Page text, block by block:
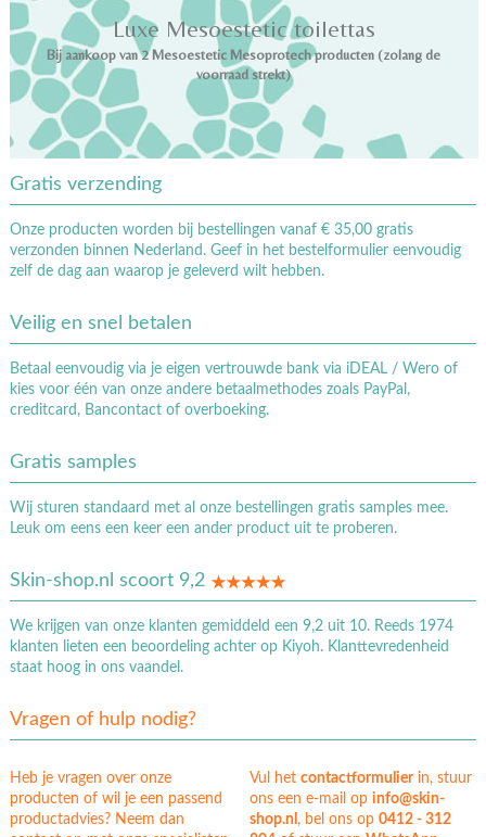
Luxe Mesoestetic toilettas
Bij aankoop van 2 Mesoestetic Mesoprotech producten (zolang de
voorraad strekt)
Gratis verzending
Onze producten worden bij bestellingen vanaf € 35,00 gratis
verzonden binnen Nederland. Geef in het bestelformulier eenvoudig
zelf de dag aan waarop je geleverd wilt hebben.
Veilig en snel betalen
Betaal eenvoudig via je eigen vertrouwde bank via iDEAL / Wero of
kies voor één van onze andere betaalmethodes zoals PayPal,
creditcard, Bancontact of overboeking.
Gratis samples
Wij sturen standaard met al onze bestellingen gratis samples mee.
Leuk om eens een keer een ander product uit te proberen.
Skin-shop.nl scoort 9,2
We krijgen van onze klanten gemiddeld een 9,2 uit 10. Reeds 1974
klanten lieten een beoordeling achter op Kiyoh. Klanttevredenheid
staat hoog in ons vaandel.
Vragen of hulp nodig?
Heb je vragen over onze
producten of wil je een passend
productadvies? Neem dan
Vul hetcontactformulierin, stuur
ons een e-mail op info@skin-
shop.nl, bel ons op0412 - 312